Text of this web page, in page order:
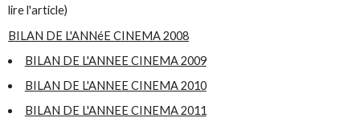
lire l'article)
BILAN DE L'ANNéE CINEMA 2008
BILAN DE L'ANNEE CINEMA 2009
BILAN DE L'ANNEE CINEMA 2010
BILAN DE L'ANNEE CINEMA 2011